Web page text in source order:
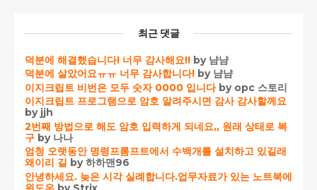
최근 댓글
덕분에 해결했습니다! 너무 감사해요!! by 냠냠
덕분에 살았어요ㅠㅠ 너무 감사합니다! by 냠냠
이지크립트 비번은 모두 숫자 0000 입니다by opc 스토리
이지크립트 프로그램으로 암호 알려주시면 감사 감사할께요
by jjh
2번째 방법으로 해도 암호 입력하게 되네요,, 원래 상태로 복
구 by 나나
엄청 오랫동안 명령프롬프트에서 수백개를 설치하고 있길래
왜이리 길 by 하하맨96
안녕하세요. 늦은 시각 실례합니다.업무자료가 있는 노트북에